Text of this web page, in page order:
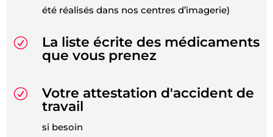
été réalisés dans nos centres d’imagerie)
R
La liste écrite des médicaments
que vous prenez
R
Votre attestation d'accident de
travail
si besoin